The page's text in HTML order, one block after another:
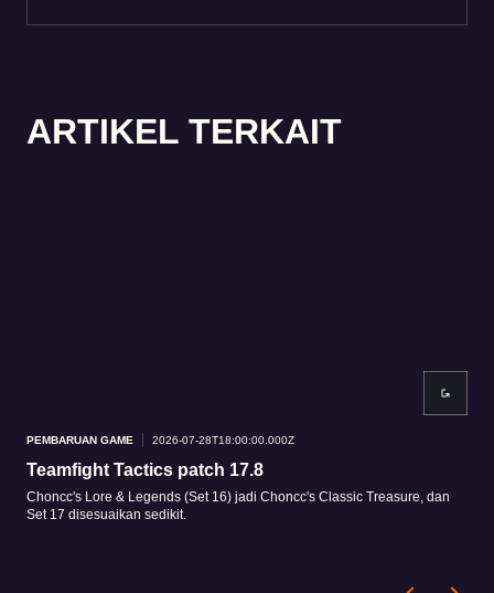
ARTIKEL TERKAIT
PEMBARUAN GAME 2026-07-28T18:00:00.000Z
Teamfight Tactics patch 17.8
Choncc's Lore & Legends (Set 16) jadi Choncc's Classic Treasure, dan
Set 17 disesuaikan sedikit.